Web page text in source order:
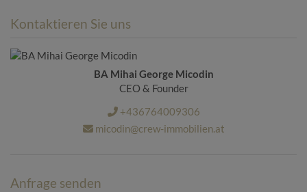
Kontaktieren Sie uns
BA Mihai George Micodin
CEO & Founder
+436764009306
micodin@crew-immobilien.at
Anfrage senden